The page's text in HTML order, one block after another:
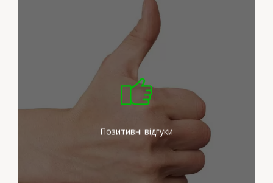
Позитивні відгуки
Ми докладаємо максимум
зусиль для задоволення
потреб наших клієнтів